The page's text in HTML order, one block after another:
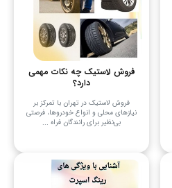
فروش لاستیک چه نکات مهمی
دارد؟
فروش لاستیک در تهران با تمرکز بر
نیازهای محلی و انواع خودروها، فرصتی
بی‌نظیر برای رانندگان فراه ...